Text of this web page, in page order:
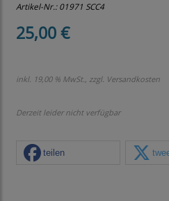
Artikel-Nr.:01971 SCC4
25,00 €
inkl. 19,00 % MwSt., zzgl. Versandkosten
Derzeit leider nicht verfügbar
teilen